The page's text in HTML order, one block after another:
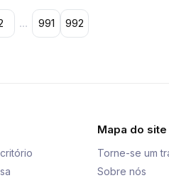
… 991 992
Mapa do site
Torne-se um
Sobre nós